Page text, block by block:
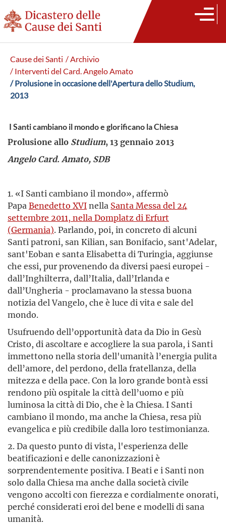
Cause dei Santi / Archivio
/ Interventi del Card. Angelo Amato
/ Prolusione in occasione dell'Apertura dello Studium,
2013
I Santi cambiano il mondo e glorificano la Chiesa
Prolusione allo Studium, 13 gennaio 2013
Angelo Card. Amato, SDB
1. «I Santi cambiano il mondo», affermò
Papa Benedetto XVInella Santa Messa del 24
settembre 2011, nella Domplatz di Erfurt
(Germania). Parlando, poi, in concreto di alcuni
Santi patroni, san Kilian, san Bonifacio, sant'Adelar,
sant'Eoban e santa Elisabetta di Turingia, aggiunse
che essi, pur provenendo da diversi paesi europei -
dall’Inghilterra, dall’Italia, dall’Irlanda e
dall’Ungheria - proclamavano la stessa buona
notizia del Vangelo, che è luce di vita e sale del
mondo.
Usufruendo dell’opportunità data da Dio in Gesù
Cristo, di ascoltare e accogliere la sua parola, i Santi
immettono nella storia dell'umanità l’energia pulita
dell’amore, del perdono, della fratellanza, della
mitezza e della pace. Con la loro grande bontà essi
rendono più ospitale la città dell’uomo e più
luminosa la città di Dio, che è la Chiesa. I Santi
cambiano il mondo, ma anche la Chiesa, resa più
evangelica e più credibile dalla loro testimonianza.
2. Da questo punto di vista, l'esperienza delle
beatificazioni e delle canonizzazioni è
sorprendentemente positiva. I Beati e i Santi non
solo dalla Chiesa ma anche dalla società civile
vengono accolti con fierezza e cordialmente onorati,
perché considerati eroi del bene e modelli di sana
umanità.